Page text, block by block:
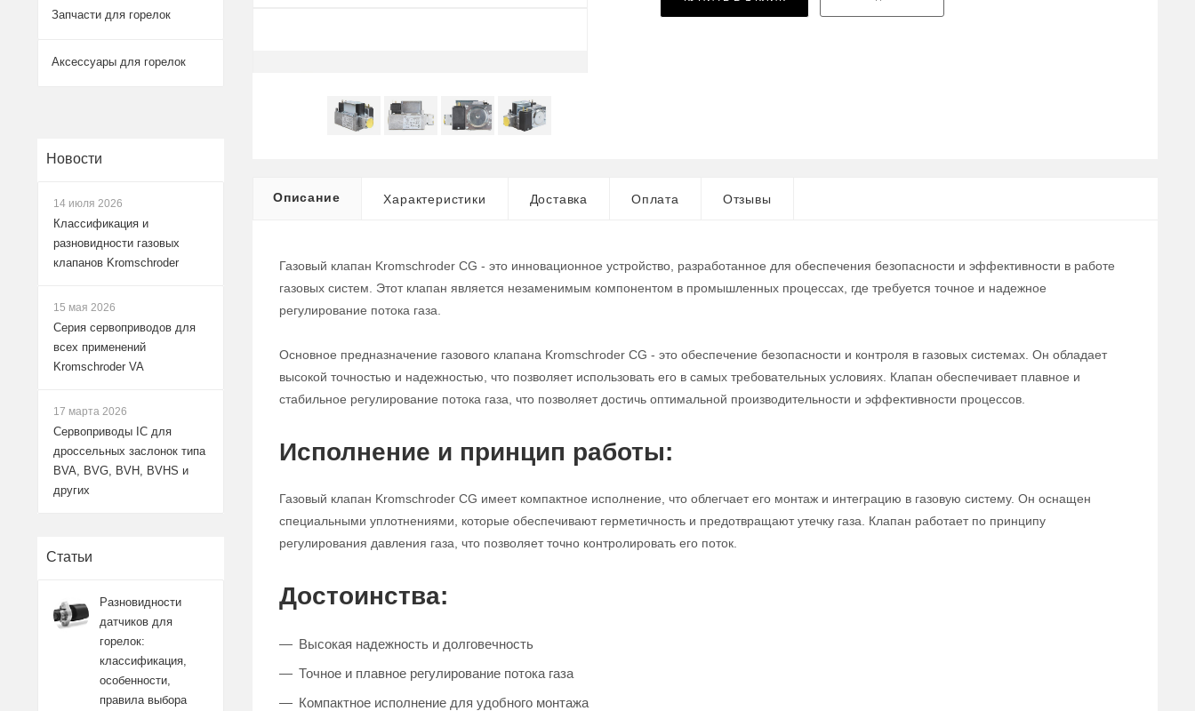
Описание Характеристики Доставка Оплата Отзывы
Газовый клапан Kromschroder CG - это инновационное устройство, разработанное для обеспечения безопасности и эффективности в работе
газовых систем. Этот клапан является незаменимым компонентом в промышленных процессах, где требуется точное и надежное
регулирование потока газа.
Основное предназначение газового клапана Kromschroder CG - это обеспечение безопасности и контроля в газовых системах. Он обладает
высокой точностью и надежностью, что позволяет использовать его в самых требовательных условиях. Клапан обеспечивает плавное и
стабильное регулирование потока газа, что позволяет достичь оптимальной производительности и эффективности процессов.
Исполнение и принцип работы:
Газовый клапан Kromschroder CG имеет компактное исполнение, что облегчает его монтаж и интеграцию в газовую систему. Он оснащен
специальными уплотнениями, которые обеспечивают герметичность и предотвращают утечку газа. Клапан работает по принципу
регулирования давления газа, что позволяет точно контролировать его поток.
Достоинства:
Высокая надежность и долговечность
Точное и плавное регулирование потока газа
Компактное исполнение для удобного монтажа
Запчасти для горелок
Аксессуары для горелок
Новости
14 июля 2026
Классификация и
разновидности газовых
клапанов Kromschroder
15 мая 2026
Серия сервоприводов для
всех применений
Kromschroder VA
17 марта 2026
Сервоприводы IC для
дроссельных заслонок типа
BVA, BVG, BVH, BVHS и
других
Статьи
Разновидности
датчиков для
горелок:
классификация,
особенности,
правила выбора